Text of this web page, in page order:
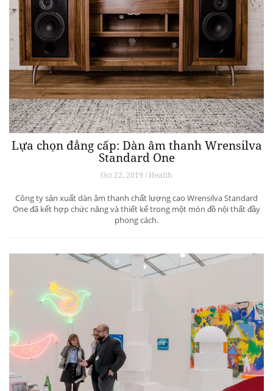
Lựa chọn đẳng cấp: Dàn âm thanh Wrensilva
Standard One
Oct 22, 2019 / Health
Công ty sản xuất dàn âm thanh chất lượng cao Wrensilva Standard
One đã kết hợp chức năng và thiết kế trong một món đồ nội thất đầy
phong cách.